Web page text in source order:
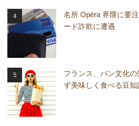
名所 Opéra 界隈に要
ード詐欺に遭遇
フランス、パン文化
ず美味しく食べる豆知